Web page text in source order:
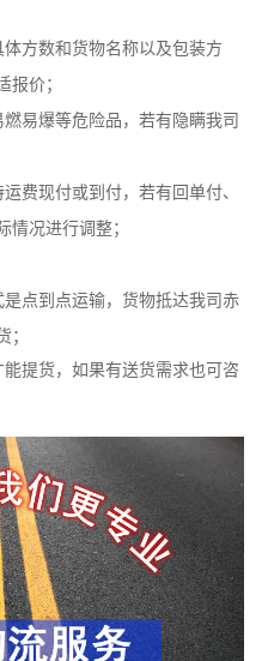
方数和货物名称以及包装方
报价；
易爆等危险品，若有隐瞒我司
费现付或到付，若有回单付、
情况进行调整；
点到点运输，货物抵达我司赤
提货，如果有送货需求也可咨